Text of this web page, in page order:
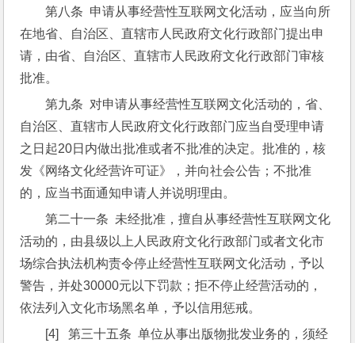
第八条  申请从事经营性互联网文化活动，应当向所
在地省、自治区、直辖市人民政府文化行政部门提出申
请，由省、自治区、直辖市人民政府文化行政部门审核
批准。
第九条  对申请从事经营性互联网文化活动的，省、
自治区、直辖市人民政府文化行政部门应当自受理申请
之日起20日内做出批准或者不批准的决定。批准的，核
发《网络文化经营许可证》，并向社会公告；不批准
的，应当书面通知申请人并说明理由。
第二十一条  未经批准，擅自从事经营性互联网文化
活动的，由县级以上人民政府文化行政部门或者文化市
场综合执法机构责令停止经营性互联网文化活动，予以
警告，并处30000元以下罚款；拒不停止经营活动的，
依法列入文化市场黑名单，予以信用惩戒。
[4]   第三十五条  单位从事出版物批发业务的，须经